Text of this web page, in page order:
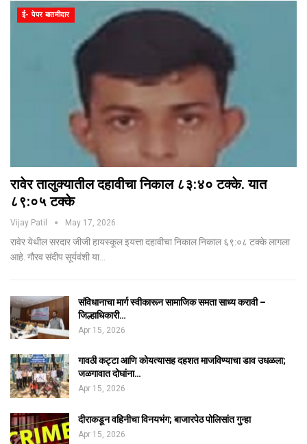
ई- पेपर बातमीदार
रावेर तालुक्यातील दहावीचा निकाल ८३:४० टक्के. यात
८९:०५ टक्के
Vijay Patil May 17, 2026
रावेर येथील सरदार जीजी हायस्कूल इयत्ता दहावीचा निकाल निकाल ६९:०८ टक्के लागला
आहे. गौरव संदीप सूर्यवंशी या…
संविधानाचा मार्ग स्वीकारून सामाजिक समता साध्य करावी –
जिल्हाधिकारी…
Apr 15, 2026
गावठी कट्टा आणि कोयत्यासह दहशत माजविण्याचा डाव उधळला;
जळगावात दोघांना…
Apr 15, 2026
दीराकडून वहिनीचा विनयभंग; बाजारपेठ पोलिसांत गुन्हा
Apr 15, 2026